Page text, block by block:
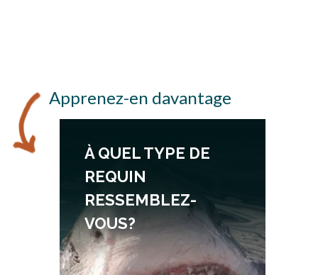
Apprenez-en davantage
À QUEL TYPE DE
REQUIN
RESSEMBLEZ-
VOUS?